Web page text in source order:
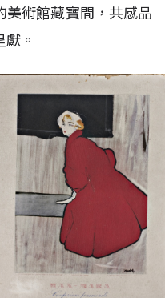
美術館藏寶間，共感品
。